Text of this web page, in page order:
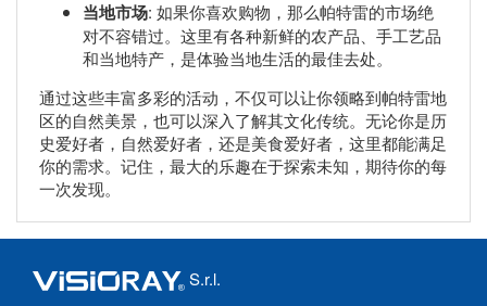
当地市场: 如果你喜欢购物，那么帕特雷的市场绝
对不容错过。这里有各种新鲜的农产品、手工艺品
和当地特产，是体验当地生活的最佳去处。
通过这些丰富多彩的活动，不仅可以让你领略到帕特雷地
区的自然美景，也可以深入了解其文化传统。无论你是历
史爱好者，自然爱好者，还是美食爱好者，这里都能满足
你的需求。记住，最大的乐趣在于探索未知，期待你的每
一次发现。
S.r.l.